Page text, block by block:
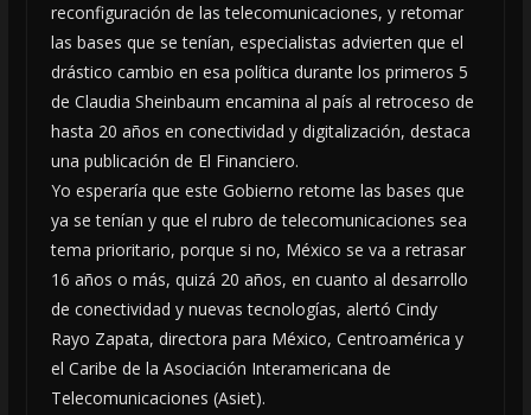
reconfiguración de las telecomunicaciones, y retomar
las bases que se tenían, especialistas advierten que el
drástico cambio en esa política durante los primeros 5
de Claudia Sheinbaum encamina al país al retroceso de
hasta 20 años en conectividad y digitalización, destaca
una publicación de El Financiero.
Yo esperaría que este Gobierno retome las bases que
ya se tenían y que el rubro de telecomunicaciones sea
tema prioritario, porque si no, México se va a retrasar
16 años o más, quizá 20 años, en cuanto al desarrollo
de conectividad y nuevas tecnologías, alertó Cindy
Rayo Zapata, directora para México, Centroamérica y
el Caribe de la Asociación Interamericana de
Telecomunicaciones (Asiet).